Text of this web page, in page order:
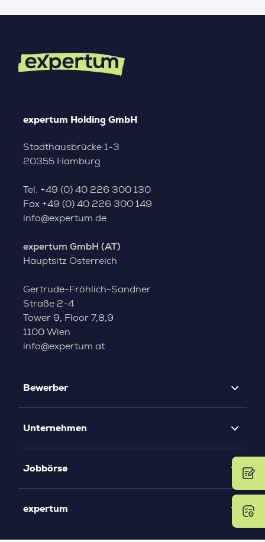
expertum Holding GmbH
Stadthausbrücke 1-3
20355 Hamburg
Tel. +49 (0) 40 226 300 130
Fax +49 (0) 40 226 300 149
info@expertum.de
expertum GmbH (AT)
Hauptsitz Österreich
Gertrude-Fröhlich-Sandner
Straße 2-4
Tower 9, Floor 7,8,9
1100 Wien
info@expertum.at
Bewerber
Unternehmen
Jobbörse
expertum